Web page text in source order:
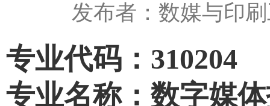
发布者：数媒与印
专业代码： 310204
专业名称：数字媒